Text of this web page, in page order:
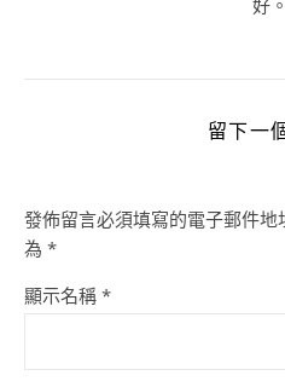
好。
留下一
發佈留言必須填寫的電子郵件地
為 *
顯示名稱 *